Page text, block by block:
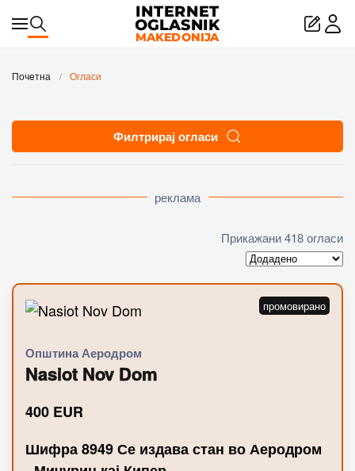
Skip to main content
Почетна Огласи
Филтрирај огласи
реклама
Прикажани 418 огласи
Општина Аеродром
Nasiot Nov Dom
400 EUR
Шифра 8949 Се издава стан во Аеродром